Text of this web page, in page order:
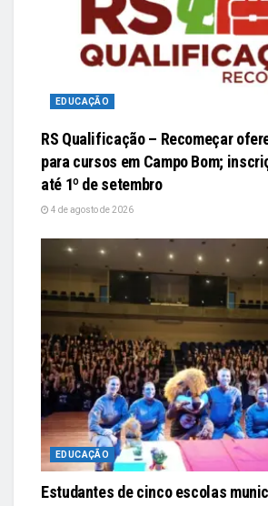
EDUCAÇÃO
RS Qualificação – Recomeçar
para cursos em Campo Bom;
até 1º de setembro
4 de agosto de 2026
EDUCAÇÃO
Estudantes de cinco escolas